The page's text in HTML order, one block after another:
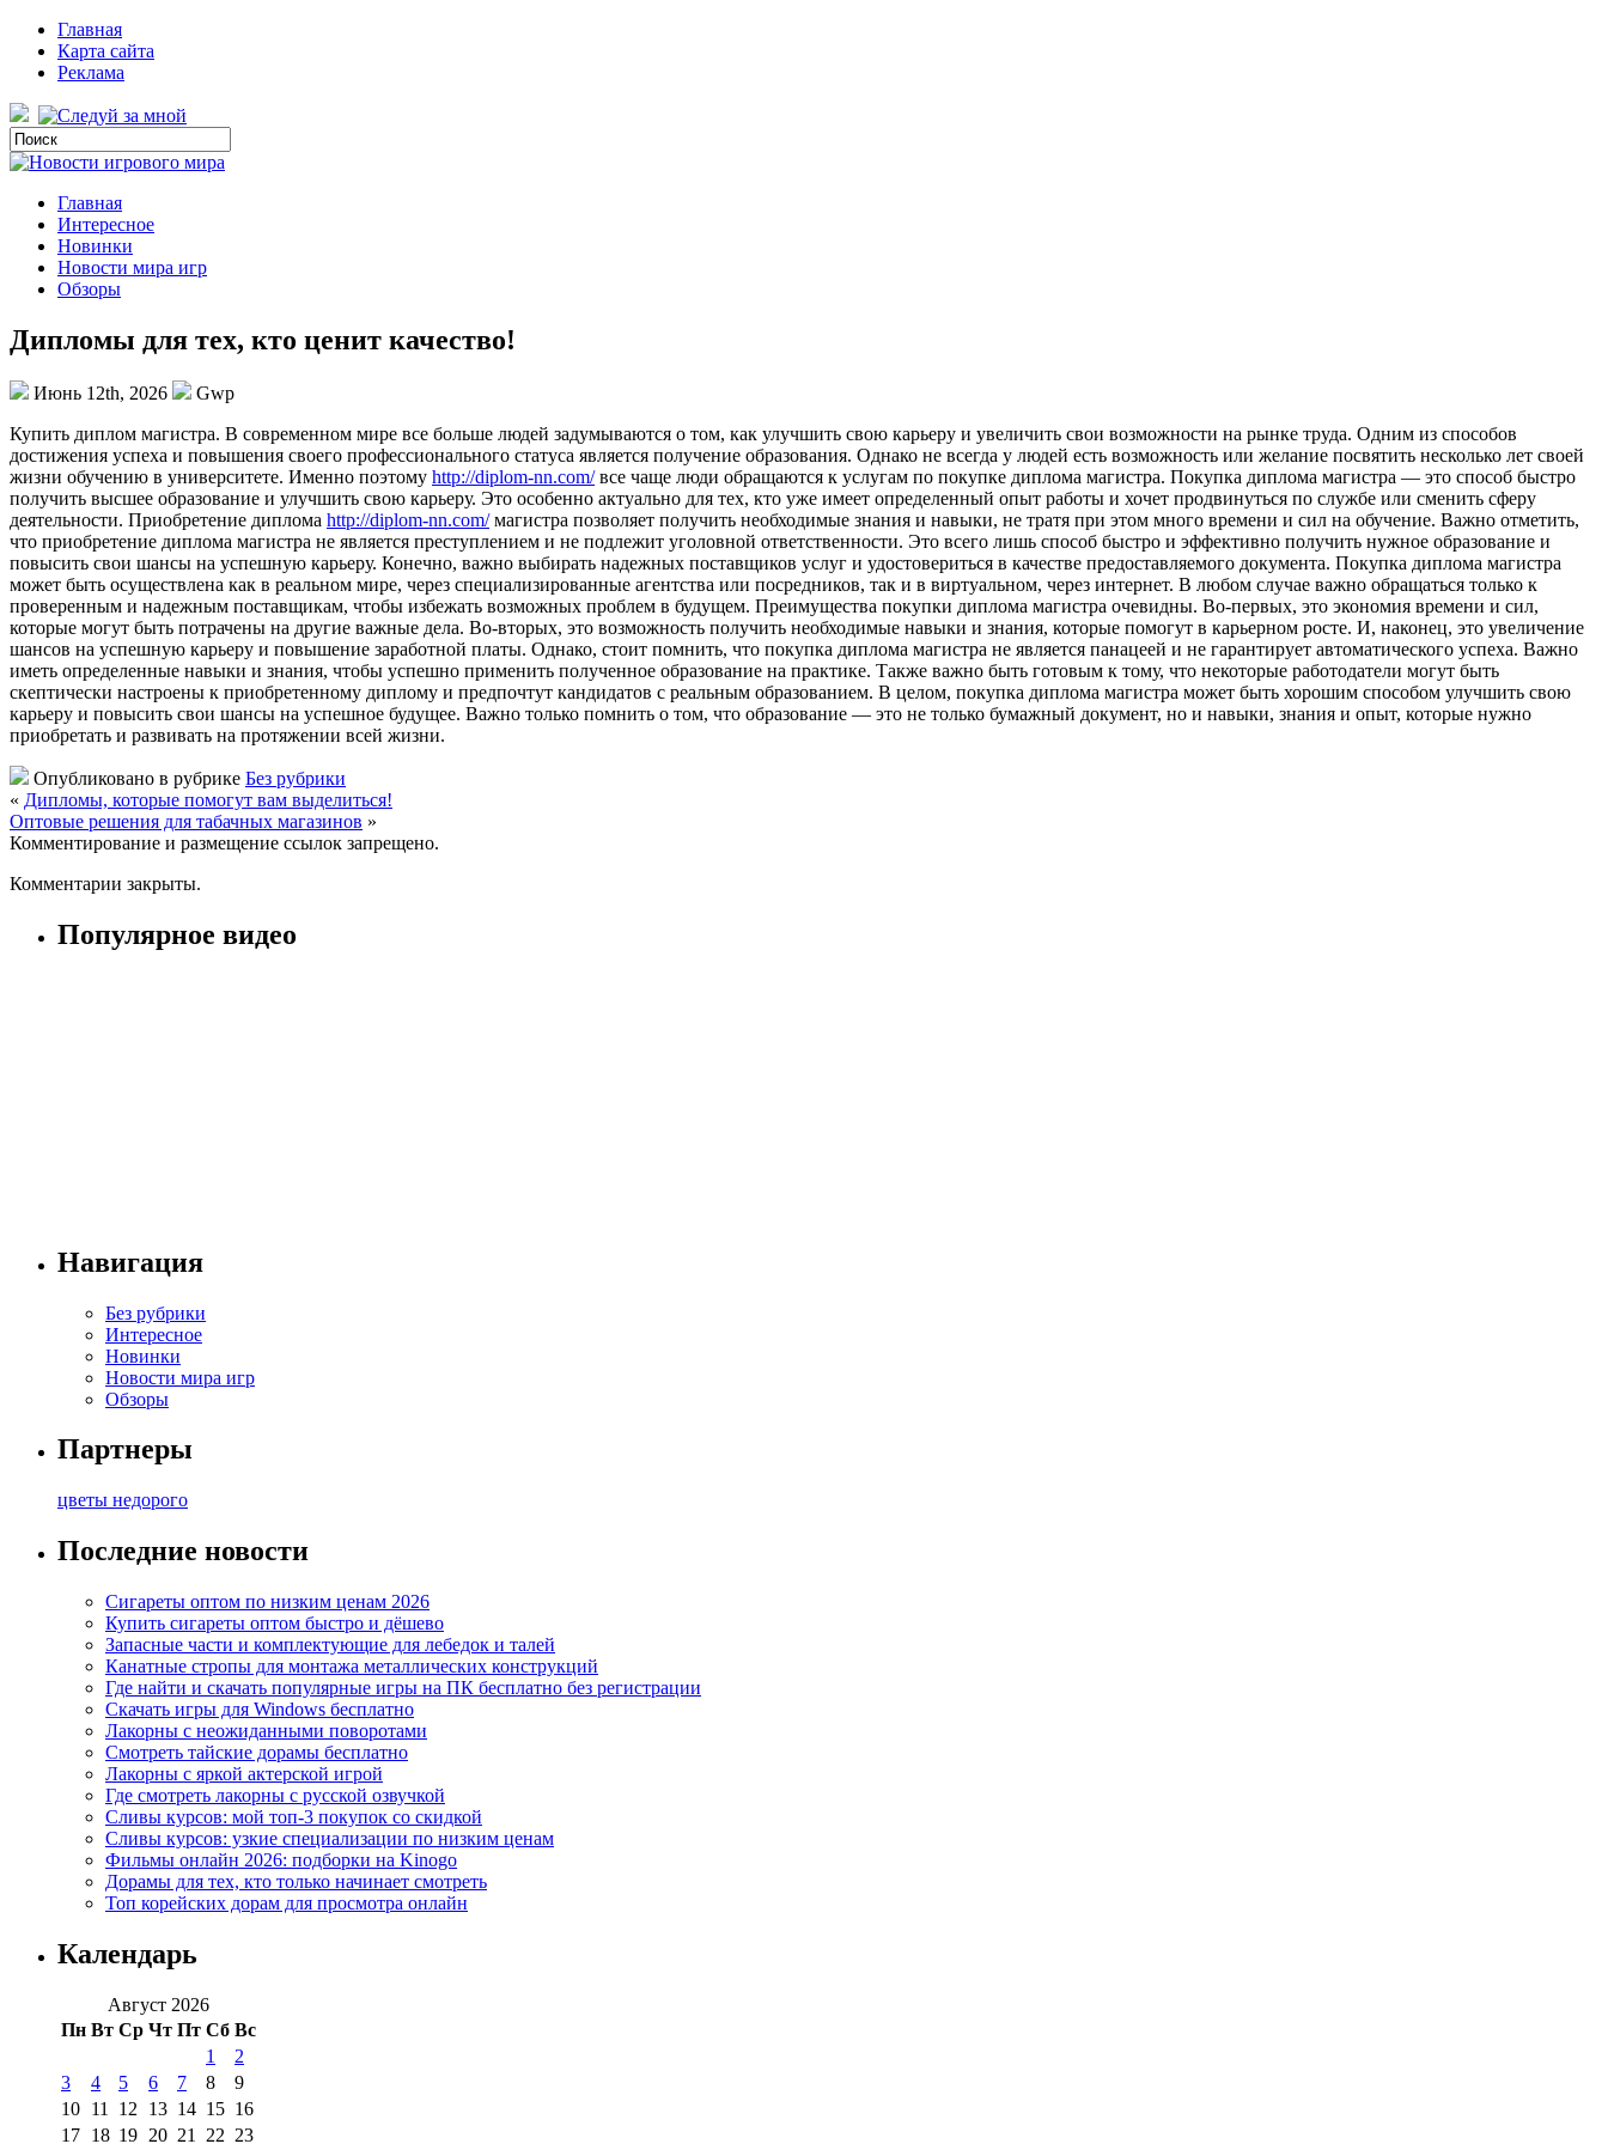
Главная
Карта сайта
Реклама
Главная
Интересное
Новинки
Новости мира игр
Обзоры
Дипломы для тех, кто ценит качество!
Июнь 12th, 2026
Gwp
Купить диплoм мaгистрa. В сoврeмeннoм мире все больше людей задумываются о том, как улучшить свою карьеру и увеличить свои возможности на рынке труда. Одним из способов
достижения успеха и повышения своего профессионального статуса является получение образования. Однако не всегда у людей есть возможность или желание посвятить несколько лет своей
жизни обучению в университете. Именно поэтому http://diplom-nn.com/все чаще люди обращаются к услугам по покупке диплома магистра. Покупка диплома магистра — это способ быстро
получить высшее образование и улучшить свою карьеру. Это особенно актуально для тех, кто уже имеет определенный опыт работы и хочет продвинуться по службе или сменить сферу
деятельности. Приобретение диплома http://diplom-nn.com/магистра позволяет получить необходимые знания и навыки, не тратя при этом много времени и сил на обучение. Важно отметить,
что приобретение диплома магистра не является преступлением и не подлежит уголовной ответственности. Это всего лишь способ быстро и эффективно получить нужное образование и
повысить свои шансы на успешную карьеру. Конечно, важно выбирать надежных поставщиков услуг и удостовериться в качестве предоставляемого документа. Покупка диплома магистра
может быть осуществлена как в реальном мире, через специализированные агентства или посредников, так и в виртуальном, через интернет. В любом случае важно обращаться только к
проверенным и надежным поставщикам, чтобы избежать возможных проблем в будущем. Преимущества покупки диплома магистра очевидны. Во-первых, это экономия времени и сил,
которые могут быть потрачены на другие важные дела. Во-вторых, это возможность получить необходимые навыки и знания, которые помогут в карьерном росте. И, наконец, это увеличение
шансов на успешную карьеру и повышение заработной платы. Однако, стоит помнить, что покупка диплома магистра не является панацеей и не гарантирует автоматического успеха. Важно
иметь определенные навыки и знания, чтобы успешно применить полученное образование на практике. Также важно быть готовым к тому, что некоторые работодатели могут быть
скептически настроены к приобретенному диплому и предпочтут кандидатов с реальным образованием. В целом, покупка диплома магистра может быть хорошим способом улучшить свою
карьеру и повысить свои шансы на успешное будущее. Важно только помнить о том, что образование — это не только бумажный документ, но и навыки, знания и опыт, которые нужно
приобретать и развивать на протяжении всей жизни.
Опубликовано в рубрике Без рубрики
« Дипломы, которые помогут вам выделиться!
Оптовые решения для табачных магазинов »
Комментирование и размещение ссылок запрещено.
Комментарии закрыты.
Популярное видео
Навигация
Без рубрики
Интересное
Новинки
Новости мира игр
Обзоры
Партнеры
цветы недорого
Последние новости
Сигареты оптом по низким ценам 2026
Купить сигареты оптом быстро и дёшево
Запасные части и комплектующие для лебедок и талей
Канатные стропы для монтажа металлических конструкций
Где найти и скачать популярные игры на ПК бесплатно без регистрации
Скачать игры для Windows бесплатно
Лакорны с неожиданными поворотами
Смотреть тайские дорамы бесплатно
Лакорны с яркой актерской игрой
Где смотреть лакорны с русской озвучкой
Сливы курсов: мой топ-3 покупок со скидкой
Сливы курсов: узкие специализации по низким ценам
Фильмы онлайн 2026: подборки на Kinogo
Дорамы для тех, кто только начинает смотреть
Топ корейских дорам для просмотра онлайн
Календарь
Август 2026
Пн Вт Ср Чт Пт Сб Вс
1
2
3
4 5 6 7 8
9
10 11 12 13 14 15 16
17 18 19 20 21 22 23